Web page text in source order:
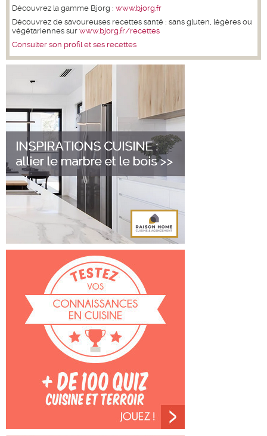
Découvrez la gamme Bjorg : www.bjorg.fr
Découvrez de savoureuses recettes santé : sans gluten, légères ou
végétariennes sur www.bjorg.fr/recettes
Consulter son profil et ses recettes